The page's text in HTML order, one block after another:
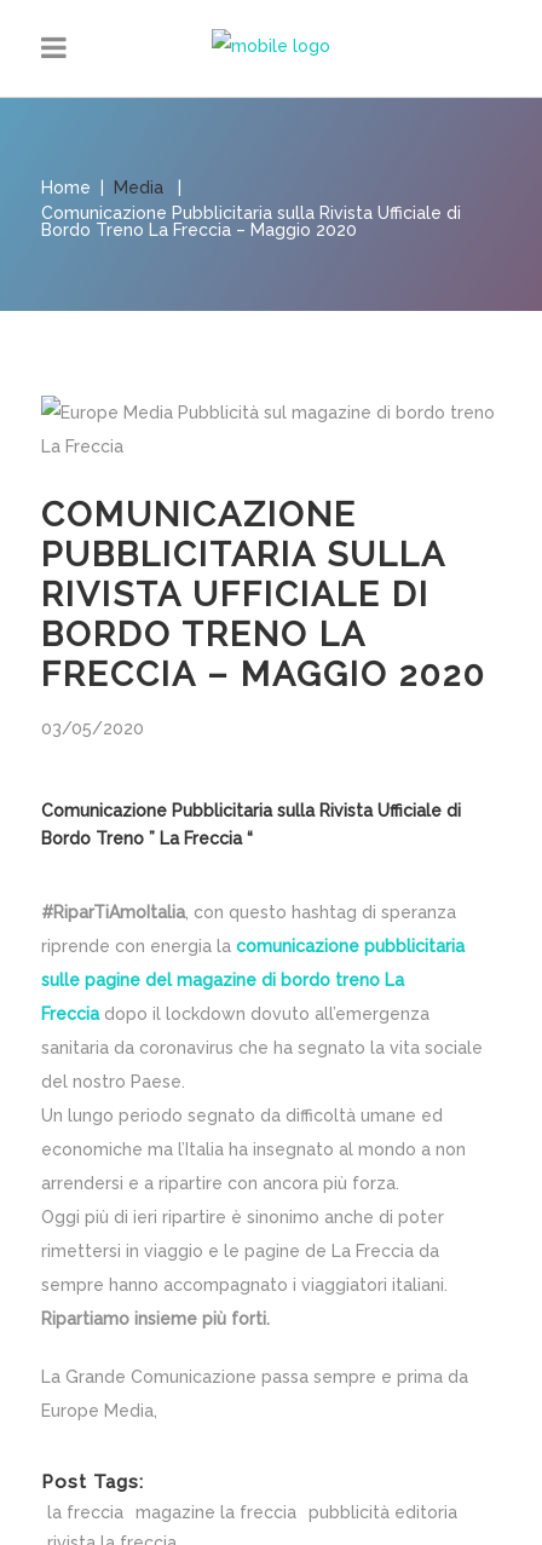
Home Media
Comunicazione Pubblicitaria sulla Rivista Ufficiale di
Bordo Treno La Freccia – Maggio 2020
COMUNICAZIONE
PUBBLICITARIA SULLA
RIVISTA UFFICIALE DI
BORDO TRENO LA
FRECCIA – MAGGIO 2020
03/05/2020
Comunicazione Pubblicitaria sulla Rivista Ufficiale di
Bordo Treno ” La Freccia “
#RiparTiAmoItalia, con questo hashtag di speranza
riprende con energia la comunicazione pubblicitaria
sulle pagine del magazine di bordo treno La
Frecciadopo il lockdown dovuto all’emergenza
sanitaria da coronavirus che ha segnato la vita sociale
del nostro Paese.
Un lungo periodo segnato da difficoltà umane ed
economiche ma l’Italia ha insegnato al mondo a non
arrendersi e a ripartire con ancora più forza.
Oggi più di ieri ripartire è sinonimo anche di poter
rimettersi in viaggio e le pagine de La Freccia da
sempre hanno accompagnato i viaggiatori italiani.
Ripartiamo insieme più forti.
La Grande Comunicazione passa sempre e prima da
Europe Media,
Post Tags:
la freccia magazine la freccia
pubblicità editoria